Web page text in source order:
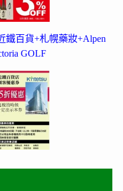
鐵百貨+札幌藥妝+Alpen
GOLF